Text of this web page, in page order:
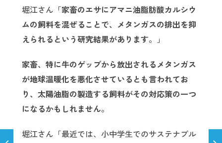
堀江さん「家畜のエサにアマニ油脂肪酸カルシウ
ムの飼料を混ぜることで、メタンガスの排出を抑
えられるという研究結果があります。
」
家畜、特に牛のゲップから放出されるメタンガス
が地球温暖化を悪化させているとも言われてお
り、太陽油脂の製造する飼料がその対応策の一つ
になるかもしれません。
堀江さん「最近では、小中学生でのサステナブル